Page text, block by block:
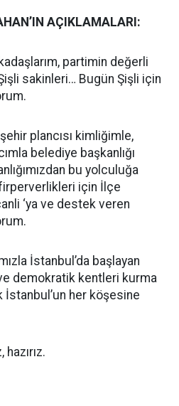
AÇIKLAMALARI:
partimin değerli
sakinleri… Bugün Şişli için
plancısı kimliğimle,
belediye başkanlığı
bu yolculuğa
için İlçe
‘ya ve destek veren
İstanbul’da başlayan
demokratik kentleri kurma
her köşesine